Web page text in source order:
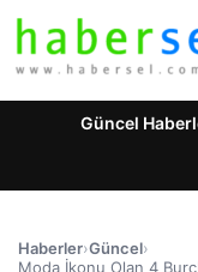
Güncel
Haberler›Güncel›
Moda İkonu Olan 4